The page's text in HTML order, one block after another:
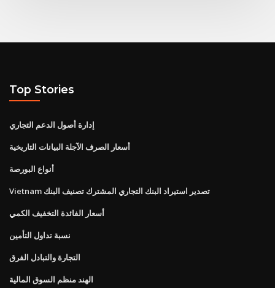
Top Stories
إدارة أصول الدعم التجاري
أسعار الصرف الآجلة البيانات التاريخية
أنواع البورصة
Vietnam تصدير استيراد البنك التجاري المشترك تصنيف البنك
أسعار الفائدة التخفيف الكمي
نسبة تداول التأمين
التجارة والتبادل الفرق
الهند منظم السوق المالية